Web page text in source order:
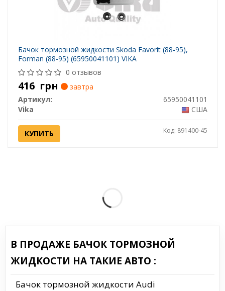
Бачок тормозной жидкости Skoda Favorit (88-95),
Forman (88-95) (65950041101) VIKA
0 отзывов
416 грн
завтра
Артикул:
65950041101
Vika
США
КУПИТЬ Код: 891400-45
В ПРОДАЖЕ БАЧОК ТОРМОЗНОЙ
ЖИДКОСТИ НА ТАКИЕ АВТО :
Бачок тормозной жидкости Audi